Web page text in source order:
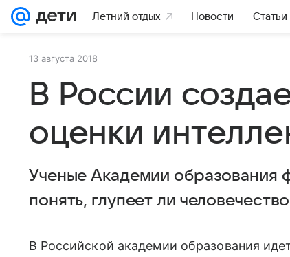
Летний отдых Новости Статьи
13 августа 2018
В России
оценки
Ученые Академии образования
понять, глупеет ли
В Российской академии образования